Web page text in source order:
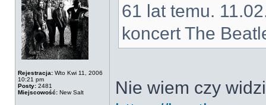
Rejestracja: Wto Kwi 11, 2006
10:21 pm
Posty: 2481
Miejscowość: New Salt
61 lat temu.
koncert The
Nie wiem czy